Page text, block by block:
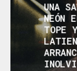
UNA
NEÓN
TOPE